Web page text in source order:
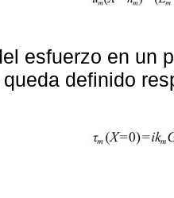
esfuerzo en un
definido